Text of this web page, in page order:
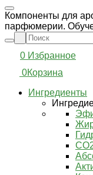
Компоненты для
парфюмерии.
0 Избранное
0Корзина
Ингредиенты
СО2